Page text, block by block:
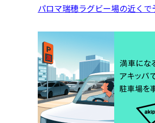
パロマ瑞穂ラグビー場の近く